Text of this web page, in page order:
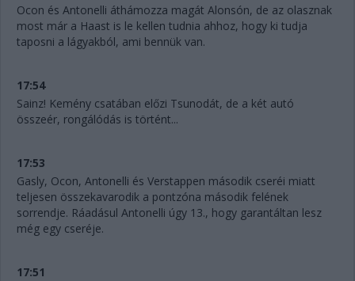
Ocon és Antonelli áthámozza magát Alonsón, de az olasznak
most már a Haast is le kellen tudnia ahhoz, hogy ki tudja
taposni a lágyakból, ami bennük van.
17:54
Sainz! Kemény csatában előzi Tsunodát, de a két autó
összeér, rongálódás is történt...
17:53
Gasly, Ocon, Antonelli és Verstappen második cseréi miatt
teljesen összekavarodik a pontzóna második felének
sorrendje. Ráadásul Antonelli úgy 13., hogy garantáltan lesz
még egy cseréje.
17:51